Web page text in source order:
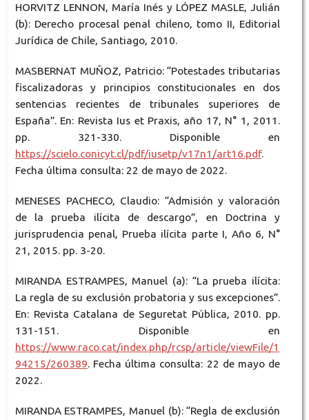
HORVITZ LENNON, María Inés y LÓPEZ MASLE, Julián
(b): Derecho procesal penal chileno, tomo II, Editorial
Jurídica de Chile, Santiago, 2010.
MASBERNAT MUÑOZ, Patricio: “Potestades tributarias
fiscalizadoras y principios constitucionales en dos
sentencias recientes de tribunales superiores de
España”. En: Revista Ius et Praxis, año 17, N° 1, 2011.
pp. 321-330. Disponible en
https://scielo.conicyt.cl/pdf/iusetp/v17n1/art16.pdf.
Fecha última consulta: 22 de mayo de 2022.
MENESES PACHECO, Claudio: “Admisión y valoración
de la prueba ilícita de descargo”, en Doctrina y
jurisprudencia penal, Prueba ilícita parte I, Año 6, N°
21, 2015. pp. 3-20.
MIRANDA ESTRAMPES, Manuel (a): “La prueba ilícita:
La regla de su exclusión probatoria y sus excepciones”.
En: Revista Catalana de Seguretat Pública, 2010. pp.
131-151. Disponible en
https://www.raco.cat/index.php/rcsp/article/viewFile/1
94215/260389. Fecha última consulta: 22 de mayo de
2022.
MIRANDA ESTRAMPES, Manuel (b): “Regla de exclusión